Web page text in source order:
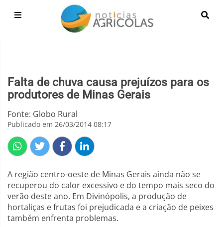
Falta de chuva causa prejuízos para os
produtores de Minas Gerais
Fonte: Globo Rural
Publicado em 26/03/2014 08:17
A região centro-oeste de Minas Gerais ainda não se
recuperou do calor excessivo e do tempo mais seco do
verão deste ano. Em Divinópolis, a produção de
hortaliças e frutas foi prejudicada e a criação de peixes
também enfrenta problemas.